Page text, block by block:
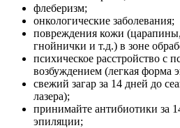
флеберизм;
онкологические заболевания;
повреждения кожи
гнойнички и т.д.) в зоне
психическое расстройство с
возбуждением (легкая форма
свежий загар за 14 дней до
лазера);
принимайте антибиотики за
эпиляции;